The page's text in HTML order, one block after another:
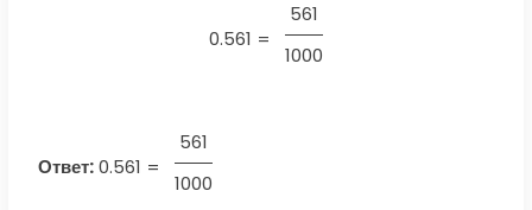
0.561 =
561
1000
Ответ: 0.561 =
561
1000